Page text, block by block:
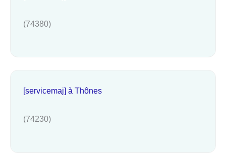
(74380)
[servicemaj] à Thônes
(74230)